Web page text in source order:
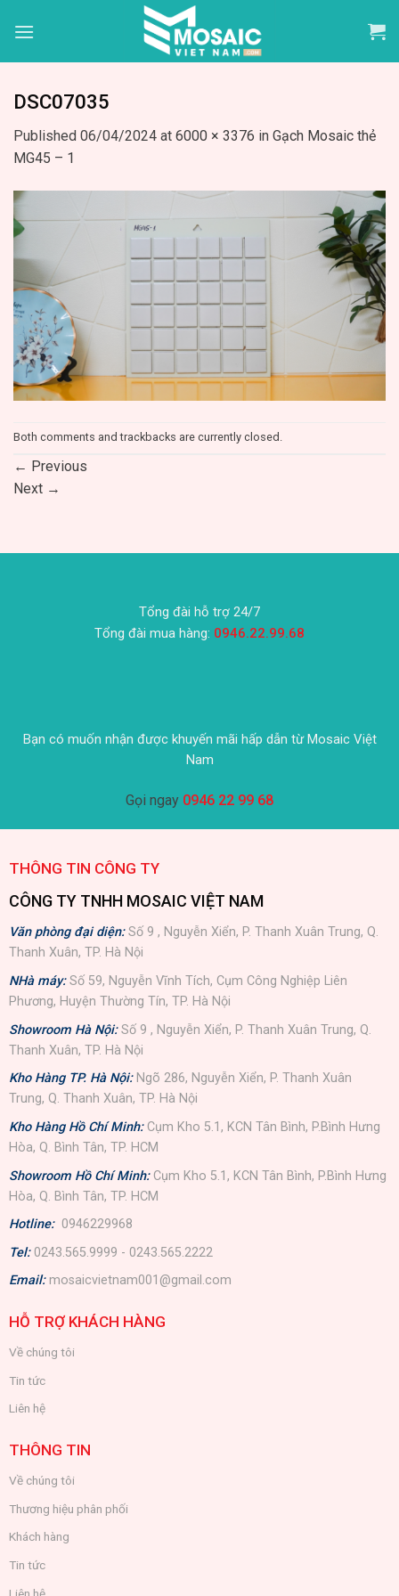
DSC07035
Published 06/04/2024 at 6000 × 3376 in Gạch Mosaic thẻ
MG45 – 1
Both comments and trackbacks are currently closed.
← Previous
Next →
Tổng đài hỗ trợ 24/7
Tổng đài mua hàng: 0946.22.99.68
Bạn có muốn nhận được khuyến mãi hấp dẫn từ Mosaic Việt
Nam
Gọi ngay 0946 22 99 68
THÔNG TIN CÔNG TY
CÔNG TY TNHH MOSAIC VIỆT NAM
Văn phòng đại diện:Số 9 , Nguyễn Xiển, P. Thanh Xuân Trung, Q.
Thanh Xuân, TP. Hà Nội
NHà máy: Số 59, Nguyễn Vĩnh Tích, Cụm Công Nghiệp Liên
Phương, Huyện Thường Tín, TP. Hà Nội
Showroom Hà Nội: Số 9 , Nguyễn Xiển, P. Thanh Xuân Trung, Q.
Thanh Xuân, TP. Hà Nội
Kho Hàng TP. Hà Nội: Ngõ 286, Nguyễn Xiển, P. Thanh Xuân
Trung, Q. Thanh Xuân, TP. Hà Nội
Kho Hàng Hồ Chí Minh: Cụm Kho 5.1, KCN Tân Bình, P.Bình Hưng
Hòa, Q. Bình Tân, TP. HCM
Showroom Hồ Chí Minh: Cụm Kho 5.1, KCN Tân Bình, P.Bình Hưng
Hòa, Q. Bình Tân, TP. HCM
Hotline: 0946229968
Tel: 0243.565.9999 - 0243.565.2222
Email: mosaicvietnam001@gmail.com
HỖ TRỢ KHÁCH HÀNG
Về chúng tôi
Tin tức
Liên hệ
THÔNG TIN
Về chúng tôi
Thương hiệu phân phối
Khách hàng
Tin tức
Liên hệ